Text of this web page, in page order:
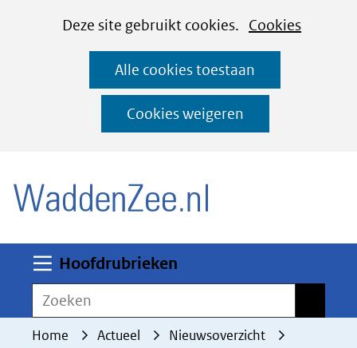
CookiesDeze site gebruikt cookies. Cookies
deze
worden
toegestaan
geweigerd.
Alle cookies toestaan
Cookies weigeren
Ga
naar
de
inhoud
Hoofdrubrieken
Zoeken
Home Actueel
Nieuwsoverzicht